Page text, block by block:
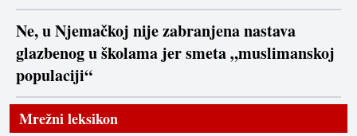
Ne, u Njemačkoj nije zabranjena nastava
glazbenog u školama jer smeta „muslimanskoj
populaciji“
Mrežni leksikon